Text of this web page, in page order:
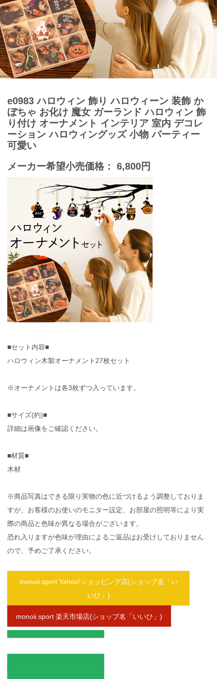
e0983 ハロウィン 飾り ハロウィーン 装飾 か
ぼちゃ お化け 魔女 ガーランド ハロウィン 飾
り付け オーナメント インテリア 室内 デコレ
ーション ハロウィングッズ 小物 パーティー
可愛い
メーカー希望小売価格： 6,800円
■セット内容■
ハロウィン木製オーナメント27枚セット
※オーナメントは各3枚ずつ入っています。
■サイズ(約)■
詳細は画像をご確認ください。
■材質■
木材
※商品写真はできる限り実物の色に近づけるよう調整しておりま
すが、お客様のお使いのモニター設定、お部屋の照明等により実
際の商品と色味が異なる場合がございます。
恐れ入りますが色味が理由によるご返品はお受けしておりません
ので、予めご了承ください。
monoii.sport Yahoo!ショッピング店(ショップ名「い
いひ」)
monoii.sport 楽天市場店(ショップ名「いいひ」)